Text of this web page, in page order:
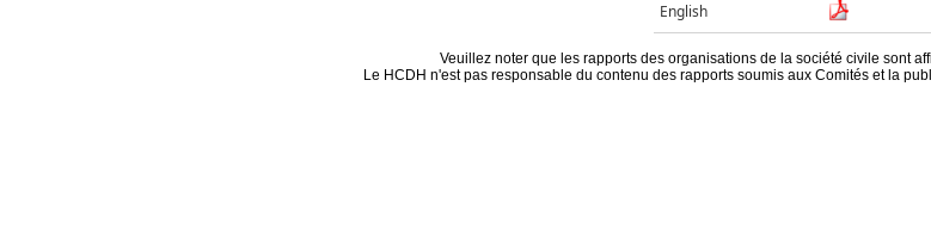
English
Veuillez noter que les rapports des organisations de la société civile sont
Le HCDH n'est pas responsable du contenu des rapports soumis aux Comités et la